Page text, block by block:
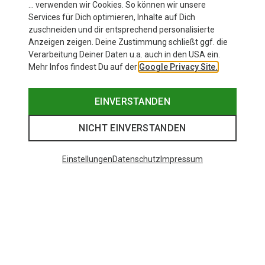
Splitboardset 25/26
Zur Produktseite
… verwenden wir Cookies. So können wir unsere
Services für Dich optimieren, Inhalte auf Dich
zuschneiden und dir entsprechend personalisierte
Anzeigen zeigen. Deine Zustimmung schließt ggf. die
Verarbeitung Deiner Daten u.a. auch in den USA ein.
Mehr Infos findest Du auf der Google Privacy Site.
EINVERSTANDEN
NICHT EINVERSTANDEN
EinstellungenDatenschutz Impressum